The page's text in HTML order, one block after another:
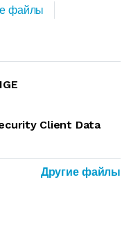
файлы
Client Data
Другие файлы